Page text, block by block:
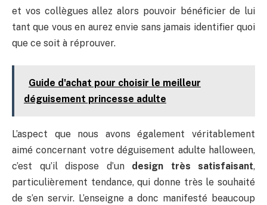
et vos collègues allez alors pouvoir bénéficier de lui
tant que vous en aurez envie sans jamais identifier quoi
que ce soit à réprouver.
Guide d'achat pour choisir le meilleur
déguisement princesse adulte
L’aspect que nous avons également véritablement
aimé concernant votre déguisement adulte halloween,
c’est qu’il dispose d’un design très satisfaisant,
particulièrement tendance, qui donne très le souhaité
de s’en servir. L’enseigne a donc manifesté beaucoup